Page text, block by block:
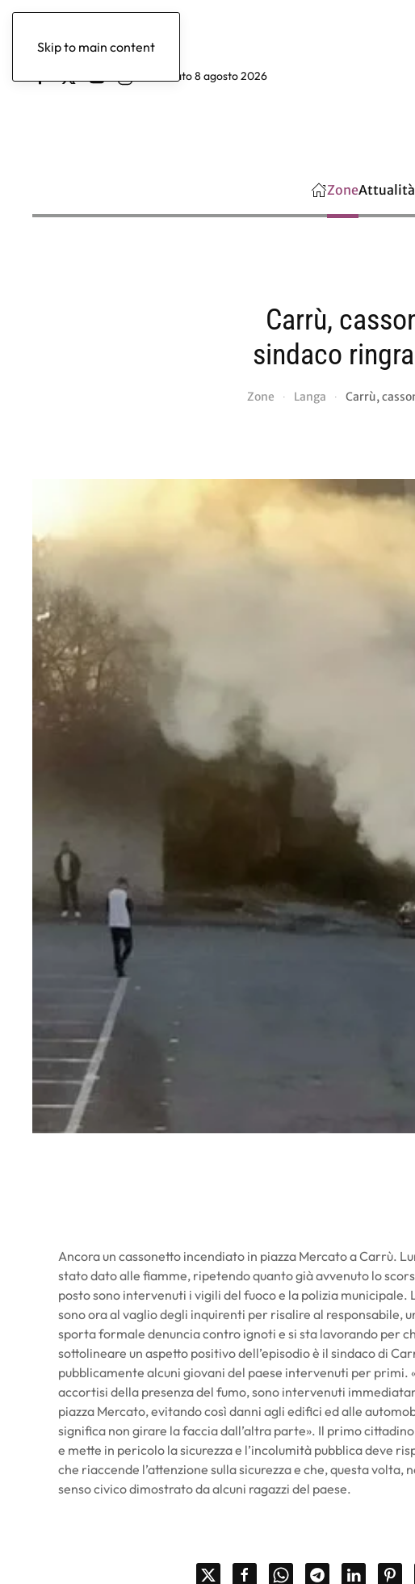
Skip to main content
sabato 8 agosto 2026
ZoneAttualità
Carrù,
sindaco
Zone Langa
Carrù,
Ancora un cassonetto incendiato in piazza Mercato a Carrù.
stato dato alle fiamme, ripetendo quanto già avvenuto lo
posto sono intervenuti i vigili del fuoco e la polizia
sono ora al vaglio degli inquirenti per risalire al responsabile,
sporta formale denuncia contro ignoti e si sta lavorando per
sottolineare un aspetto positivo dell’episodio è il sindaco di
pubblicamente alcuni giovani del paese intervenuti per primi.
accortisi della presenza del fumo, sono intervenuti
piazza Mercato, evitando così danni agli edifici ed alle
significa non girare la faccia dall’altra parte». Il primo
e mette in pericolo la sicurezza e l’incolumità pubblica deve
che riaccende l’attenzione sulla sicurezza e che, questa volta,
senso civico dimostrato da alcuni ragazzi del paese.